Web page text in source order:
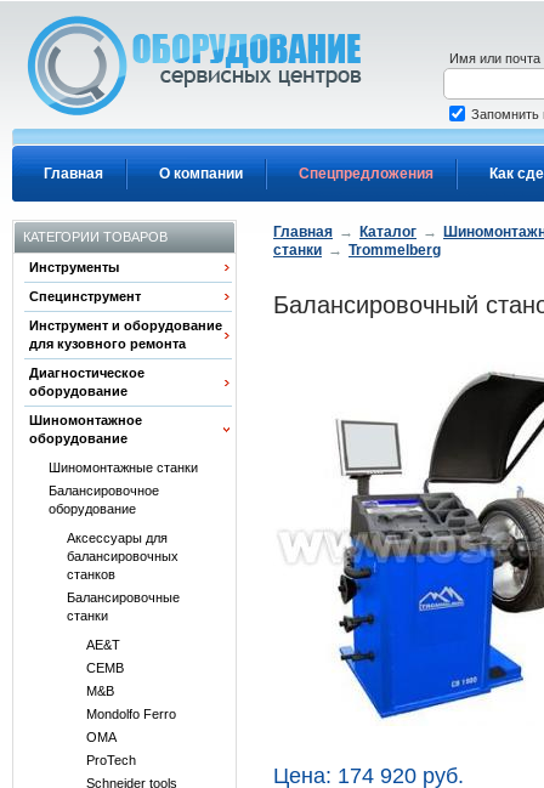
Главная О компании Спецпредложения Как
Имя или почта
Запомнить
КАТЕГОРИИ ТОВАРОВ
Инструменты
Специнструмент
Инструмент и оборудование
для кузовного ремонта
Диагностическое
оборудование
Шиномонтажное
оборудование
Шиномонтажные станки
Балансировочное
оборудование
Аксессуары для
балансировочных
станков
Балансировочные
станки
AE&T
CEMB
M&B
Mondolfo Ferro
OMA
ProTech
Schneider tools
Главная → Каталог →
станки → Trommelberg
Балансировочный
Цена: 174 920 руб.